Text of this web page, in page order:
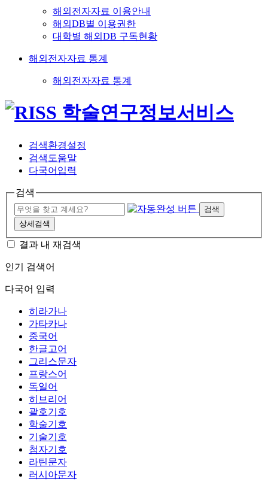
해외전자자료 이용안내
해외DB별 이용권한
대학별 해외DB 구독현황
해외전자자료 통계
해외전자자료 통계
검색환경설정
검색도움말
다국어입력
검색
검색
상세검색
결과 내 재검색
인기 검색어
다국어 입력
히라가나
가타카나
중국어
한글고어
그리스문자
프랑스어
독일어
히브리어
괄호기호
학술기호
기술기호
첨자기호
라틴문자
러시아문자